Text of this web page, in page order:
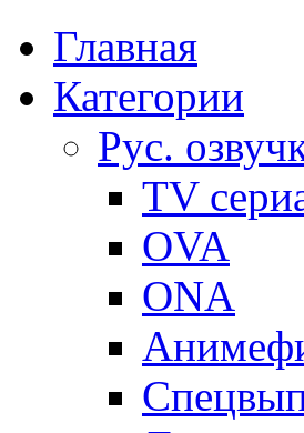
Главная
Категории
Рус.
TV
OVA
ONA